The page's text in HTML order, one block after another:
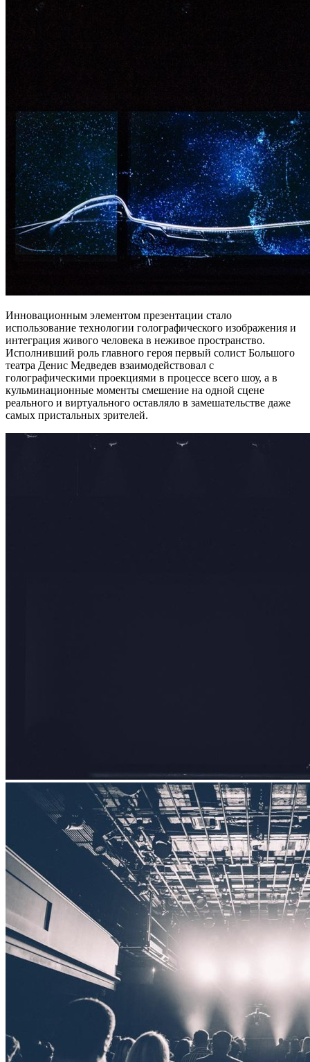
Инновационным элементом презентации стало
использование технологии голографического изображения и
интеграция живого человека в неживое пространство.
Исполнивший роль главного героя первый солист Большого
театра Денис Медведев взаимодействовал с
голографическими проекциями в процессе всего шоу, а в
кульминационные моменты смешение на одной сцене
реального и виртуального оставляло в замешательстве даже
самых пристальных зрителей.